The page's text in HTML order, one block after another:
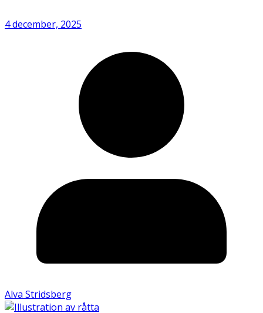
4 december, 2025
Alva Stridsberg